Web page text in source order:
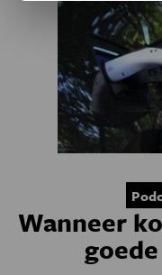
Wanneer